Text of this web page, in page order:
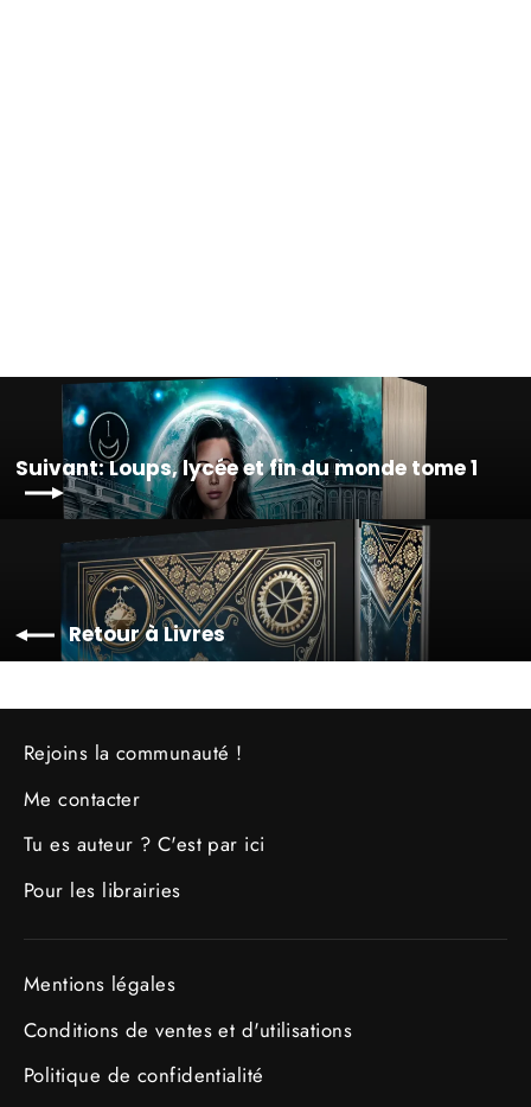
Suivant: Loups, lycée et fin du monde tome 1
Retour à Livres
Rejoins la communauté !
Me contacter
Tu es auteur ? C'est par ici
Pour les librairies
Mentions légales
Conditions de ventes et d'utilisations
Politique de confidentialité